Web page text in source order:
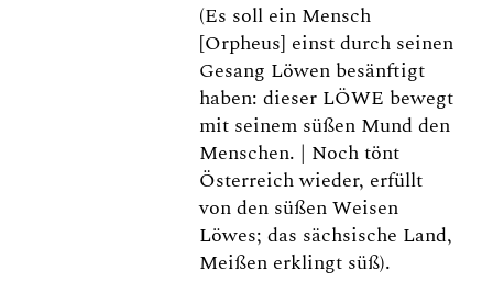
(Es soll ein Mensch
[Orpheus] einst durch seinen
Gesang Löwen besänftigt
haben: dieser LÖWE bewegt
mit seinem süßen Mund den
Menschen. | Noch tönt
Österreich wieder, erfüllt
von den süßen Weisen
Löwes; das sächsische Land,
Meißen erklingt süß).